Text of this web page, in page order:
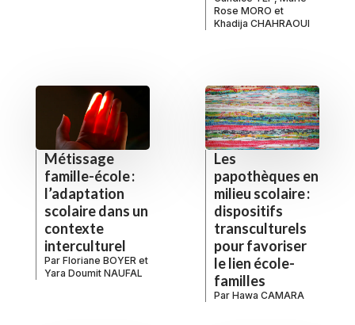
Rose MORO et
Khadija CHAHRAOUI
Métissage
famille-école :
l’adaptation
scolaire dans un
contexte
interculturel
Par Floriane BOYER et
Yara Doumit NAUFAL
Les
papothèques en
milieu scolaire :
dispositifs
transculturels
pour favoriser
le lien école-
familles
Par Hawa CAMARA